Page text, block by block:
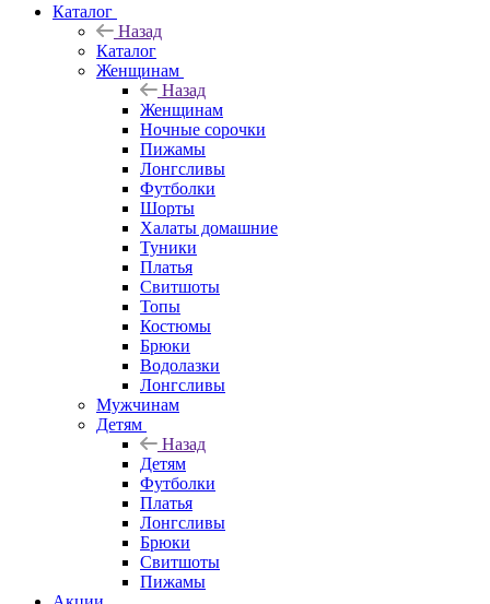
Каталог
Назад
Каталог
Женщинам
Назад
Женщинам
Ночные сорочки
Пижамы
Лонгсливы
Футболки
Шорты
Халаты домашние
Туники
Платья
Свитшоты
Топы
Костюмы
Брюки
Водолазки
Лонгсливы
Мужчинам
Детям
Назад
Детям
Футболки
Платья
Лонгсливы
Брюки
Свитшоты
Пижамы